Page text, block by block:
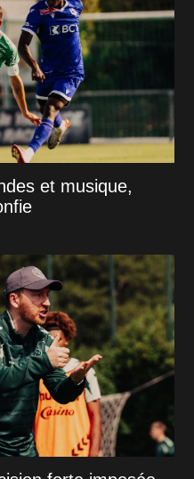
et musique,